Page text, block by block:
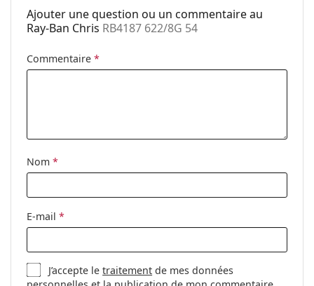
Code:
RB4187 622/8G 54
Oui
Ajouter une question ou un commentaire au
Ray-Ban Chris RB4187 622/8G 54
Commentaire *
Nom *
E-mail *
J’accepte letraitement de mes données